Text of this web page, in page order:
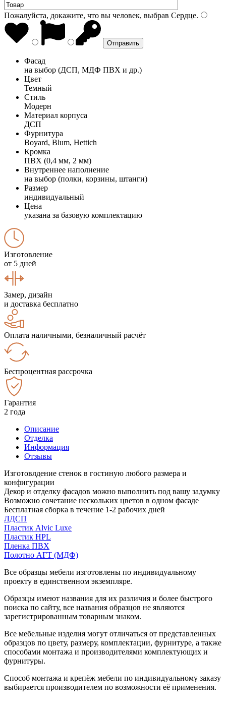
Пожалуйста, докажите, что вы человек, выбрав Сердце.
Фасад
на выбор (ДСП, МДФ ПВХ и др.)
Цвет
Темный
Стиль
Модерн
Материал корпуса
ДСП
Фурнитура
Boyard, Blum, Hettich
Кромка
ПВХ (0,4 мм, 2 мм)
Внутреннее наполнение
на выбор (полки, корзины, штанги)
Размер
индивидуальный
Цена
указана за базовую комплектацию
Изготовление
от 5 дней
Замер, дизайн
и доставка бесплатно
Оплата наличными, безналичный расчёт
Беспроцентная рассрочка
Гарантия
2 года
Описание
Отделка
Информация
Отзывы
Изготовлдение стенок в гостиную любого размера и
конфигурации
Декор и отделку фасадов можно выполнить под вашу задумку
Возможно сочетание нескольких цветов в одном фасаде
Бесплатная сборка в течение 1-2 рабочих дней
ЛДСП
Пластик Alvic Luxe
Пластик HPL
Пленка ПВХ
Полотно АГТ (МДФ)
Все образцы мебели изготовлены по индивидуальному
проекту в единственном экземпляре.
Образцы имеют названия для их различия и более быстрого
поиска по сайту, все названия образцов не являются
зарегистрированным товарным знаком.
Все мебельные изделия могут отличаться от представленных
образцов по цвету, размеру, комплектации, фурнитуре, а также
способами монтажа и производителями комплектующих и
фурнитуры.
Способ монтажа и крепёж мебели по индивидуальному заказу
выбирается производителем по возможности её применения.